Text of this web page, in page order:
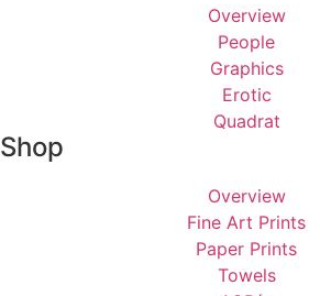
Overview
People
Graphics
Erotic
Quadrat
Shop
Overview
Fine Art Prints
Paper Prints
Towels